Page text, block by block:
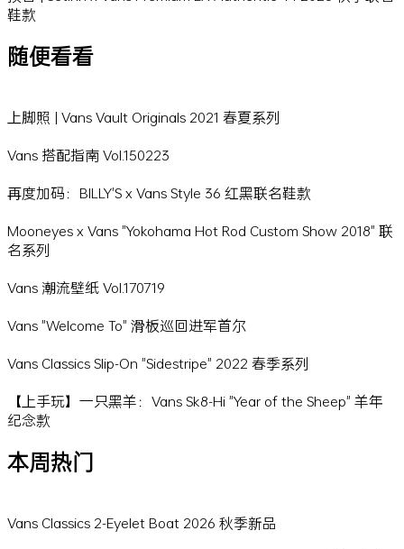
鞋款
随便看看
上脚照 | Vans Vault Originals 2021 春夏系列
Vans 搭配指南 Vol.150223
再度加码：BILLY'S x Vans Style 36 红黑联名鞋款
Mooneyes x Vans "Yokohama Hot Rod Custom Show 2018" 联
名系列
Vans 潮流壁纸 Vol.170719
Vans "Welcome To" 滑板巡回进军首尔
Vans Classics Slip-On "Sidestripe" 2022 春季系列
【上手玩】一只黑羊：Vans Sk8-Hi "Year of the Sheep" 羊年
纪念款
本周热门
Vans Classics 2-Eyelet Boat 2026 秋季新品